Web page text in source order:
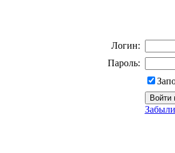
Логин:
Пароль: